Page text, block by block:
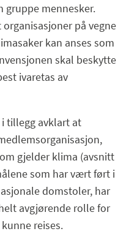
gruppe mennesker.
på vegne
kan anses som
skal beskytte
ivaretas av
tillegg avklart at
gjelder klima (avsnitt
som har vært ført i
domstoler, har
avgjørende rolle for
reises.